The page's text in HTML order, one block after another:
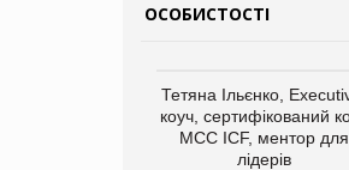
ОСОБИСТОСТІ
Тетяна Ільєнко,
коуч, сертифікований
МСС ICF, ментор для
лідерів